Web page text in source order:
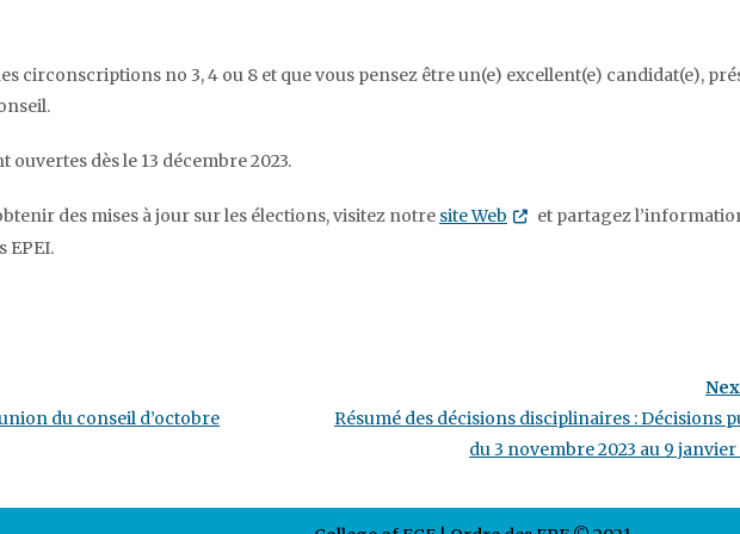
circonscriptions no 3, 4 ou 8 et que vous pensez êtreun(e) excellent(e) candidat(e),
ouvertes dès le 13 décembre 2023.
des mises à jour sur les élections, visitez notre site Web Opens in new tab or window
et partagez
EPEI.
du conseil d’octobre
Résumé des décisions disciplinaires : Décisions
du 3 novembre 2023 au 9 janvier